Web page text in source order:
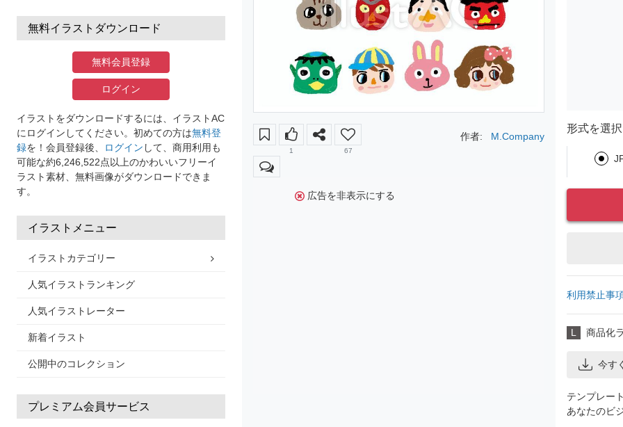
無料イラストダウンロード
無料会員登録
ログイン
イラストをダウンロードするには、イラストAC
にログインしてください。初めての方は無料登
録を！会員登録後、 ログイン して、商用利用も
可能な約6,246,522点以上のかわいいフリーイ
ラスト素材、無料画像がダウンロードできま
す。
イラストメニュー
イラストカテゴリー
人気イラストランキング
人気イラストレーター
新着イラスト
公開中のコレクション
プレミアム会員サービス
1 67
作者: M.Company
広告を非表示にする
形式を選
利用禁止事
L 商品化
今す
テンプレー
あなたのビ